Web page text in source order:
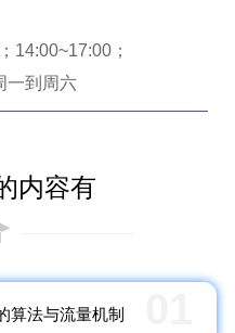
14:00~17:00；
一到周六
内容有
算法与流量机制